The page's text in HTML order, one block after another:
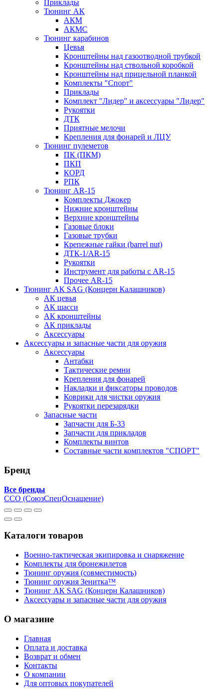
Приклады
Тюнинг АК
АКМ
АКМС
Тюнинг карабинов
Цевья
Кронштейны над газоотводной трубкой
Кронштейны над ствольной коробкой
Кронштейны над прицельной планкой
Комплекты "Спорт"
Приклады
Комплект "Лидер" и аксессуары "Лидер"
Рукоятки
ДТК
Приятные мелочи
Крепления для фонарей и ЛЦУ
Тюнинг пулеметов
ПК (ПКМ)
ПКП
КОРД
РПК
Тюнинг AR-15
Комплекты Джокер
Нижние кронштейны
Верхние кронштейны
Газовые блоки
Газовые трубки
Крепежные гайки (barrel nut)
ДТК-1/AR-15
Рукоятки
Инструмент для работы с AR-15
Прочее AR-15
Тюнинг АК SAG (Концерн Калашников)
АК цевья
АК шасси
АК кронштейны
АК приклады
Аксессуары
Аксессуары и запасные части для оружия
Аксессуары
Антабки
Тактические ремни
Крепления для фонарей
Накладки и фиксаторы проводов
Коврики для чистки оружия
Рукоятки перезарядки
Запасные части
Запчасти для Б-33
Запчасти для прикладов
Комплекты винтов
Составные части комплектов "СПОРТ"
Бренд
Все бренды
ССО (СоюзСпецОснащение)
Каталоги товаров
Военно-тактическая экипировка и снаряжение
Комплекты для бронежилетов
Тюнинг оружия (совместимость)
Тюнинг оружия Зенитка™
Тюнинг АК SAG (Концерн Калашников)
Аксессуары и запасные части для оружия
О магазине
Главная
Оплата и доставка
Возврат и обмен
Контакты
О компании
Для оптовых покупателей